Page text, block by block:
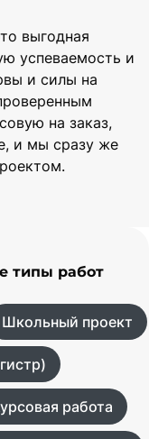
выгодная
успеваемость и
и силы на
на заказ,
и мы сразу же
типы работ
Школьный проект
работа